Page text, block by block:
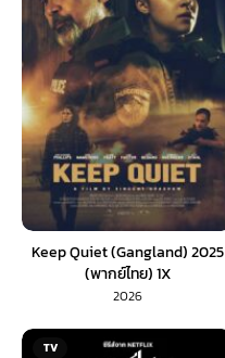
Keep Quiet (Gangland) 2025
(พากย์ไทย) 1X
2026
TV